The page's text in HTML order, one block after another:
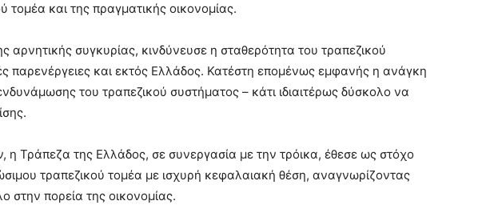
τομέα και της πραγματικής οικονομίας.
αρνητικής συγκυρίας, κινδύνευσε η σταθερότητα του τραπεζικού
παρενέργειες και εκτός Ελλάδος. Κατέστη επομένως εμφανής η ανάγκη
του τραπεζικού συστήματος – κάτι ιδιαιτέρως δύσκολο να
η Τράπεζα της Ελλάδος, σε συνεργασία με την τρόικα, έθεσε ως στόχο
τραπεζικού τομέα με ισχυρή κεφαλαιακή θέση, αναγνωρίζοντας
στην πορεία της οικονομίας.